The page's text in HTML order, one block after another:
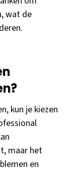
wat de
kun je kiezen
maar het
en